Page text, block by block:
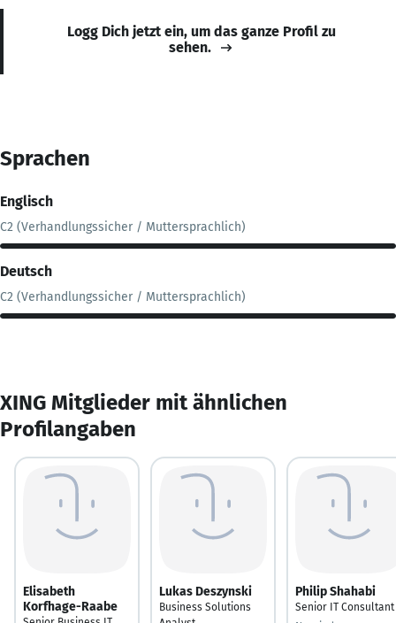
Logg Dich jetzt ein, um das ganze Profil zu
sehen.
Sprachen
Englisch
C2 (Verhandlungssicher / Muttersprachlich)
Deutsch
C2 (Verhandlungssicher / Muttersprachlich)
XING Mitglieder mit ähnlichen
Profilangaben
Elisabeth
Korfhage-Raabe
Lukas Deszynski
Business Solutions
Philip Shahabi
Senior IT Consultant